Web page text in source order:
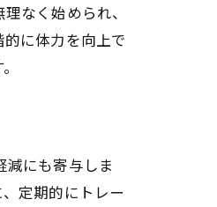
なく始められ、
に体力を向上で
にも寄与しま
定期的にトレー